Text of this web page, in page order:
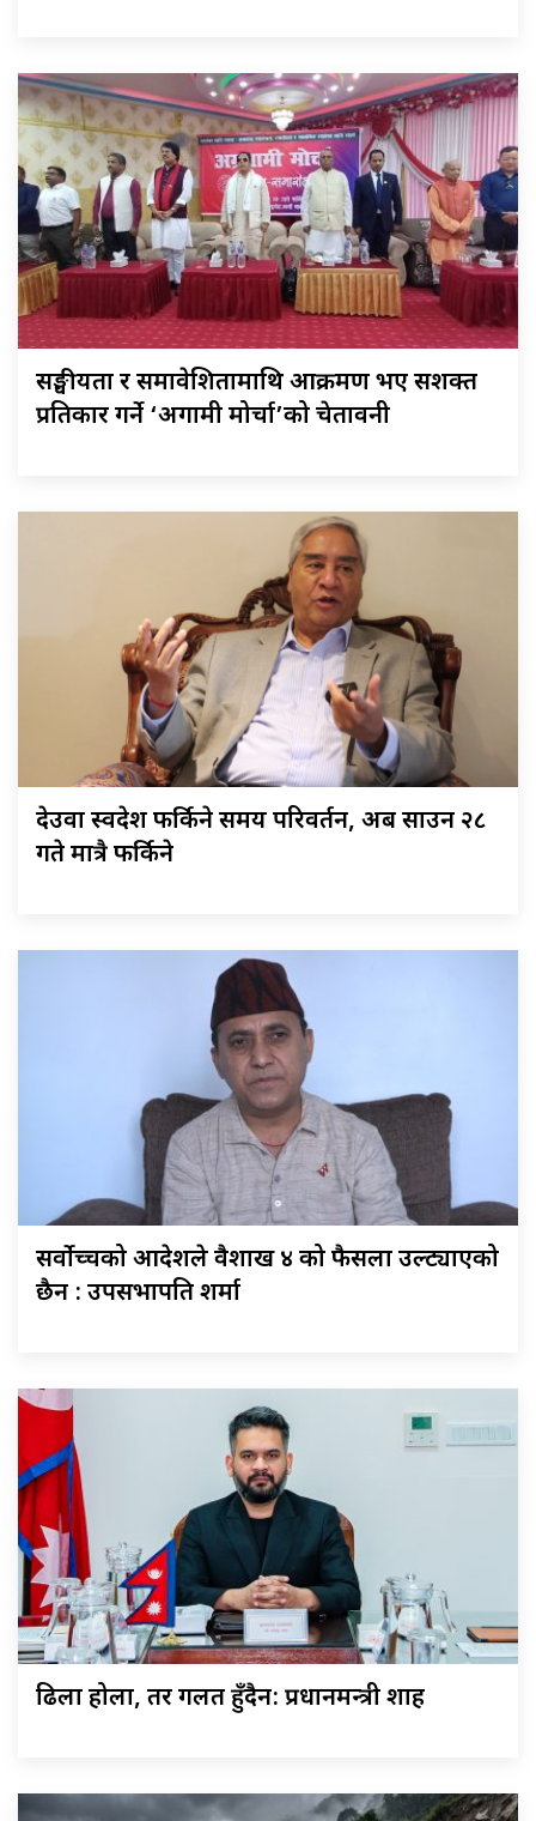
सङ्घीयता र समावेशितामाथि आक्रमण भए सशक्त
प्रतिकार गर्ने ‘अग्रगामी मोर्चा’को चेतावनी
देउवा स्वदेश फर्किने समय परिवर्तन, अब साउन २८
गते मात्रै फर्किने
सर्वोच्चको आदेशले वैशाख ४ को फैसला उल्ट्याएको
छैन : उपसभापति शर्मा
ढिला होला, तर गलत हुँदैन: प्रधानमन्त्री शाह